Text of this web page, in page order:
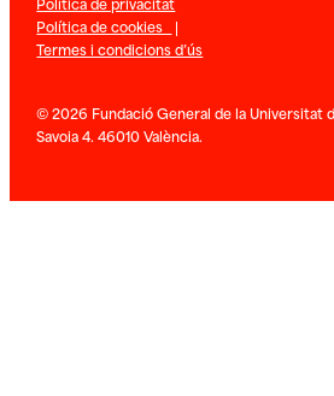
Política de cookies |
Termes i condicions d’ús
© 2026 Fundació General de la Universitat
Savoia 4. 46010 València.